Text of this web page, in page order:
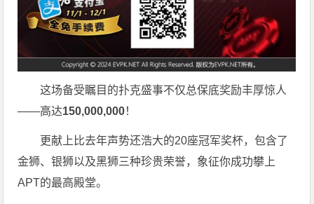
这场备受瞩目的扑克盛事不仅总保底奖励丰厚惊人
——高达150,000,000！
更献上比去年声势还浩大的20座冠军奖杯，包含了
金狮、银狮以及黑狮三种珍贵荣誉，象征你成功攀上
APT的最高殿堂。